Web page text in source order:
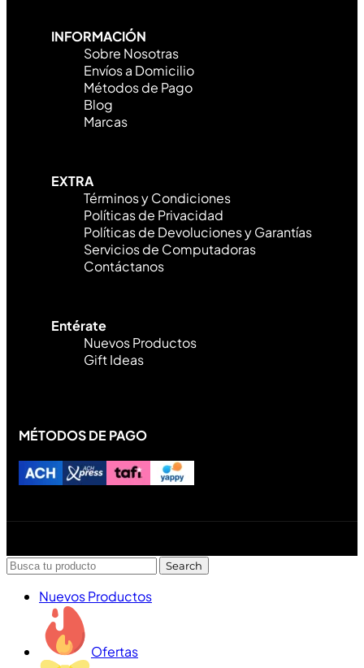
INFORMACIÓN
Sobre Nosotras
Envíos a Domicilio
Métodos de Pago
Blog
Marcas
EXTRA
Términos y Condiciones
Políticas de Privacidad
Políticas de Devoluciones y Garantías
Servicios de Computadoras
Contáctanos
Entérate
Nuevos Productos
Gift Ideas
MÉTODOS DE PAGO
Search
Nuevos Productos
Ofertas